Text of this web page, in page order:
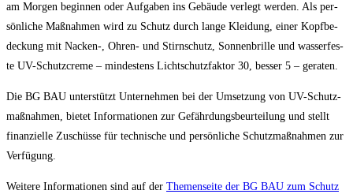
am Mor­gen begin­nen oder Auf­ga­ben ins Gebäu­de ver­legt wer­den. Als per­
sön­li­che Maß­nah­men wird zu Schutz durch lan­ge Klei­dung, einer Kopf­be­
de­ckung mit Nacken‑, Ohren- und Stirn­schutz, Son­nen­bril­le und was­ser­fes­
te UV-Schutz­creme – min­des­tens Licht­schutz­fak­tor 30, bes­ser 5 – geraten.
Die BG BAU unter­stützt Unter­neh­men bei der Umset­zung von UV-Schutz­
maß­nah­men, bie­tet Infor­ma­tio­nen zur Gefähr­dungs­be­ur­tei­lung und stellt
finan­zi­el­le Zuschüs­se für tech­ni­sche und per­sön­li­che Schutz­maß­nah­men zur
Verfügung.
Wei­te­re Infor­ma­tio­nen sind auf der The­men­sei­te der BG BAU zum Schutz